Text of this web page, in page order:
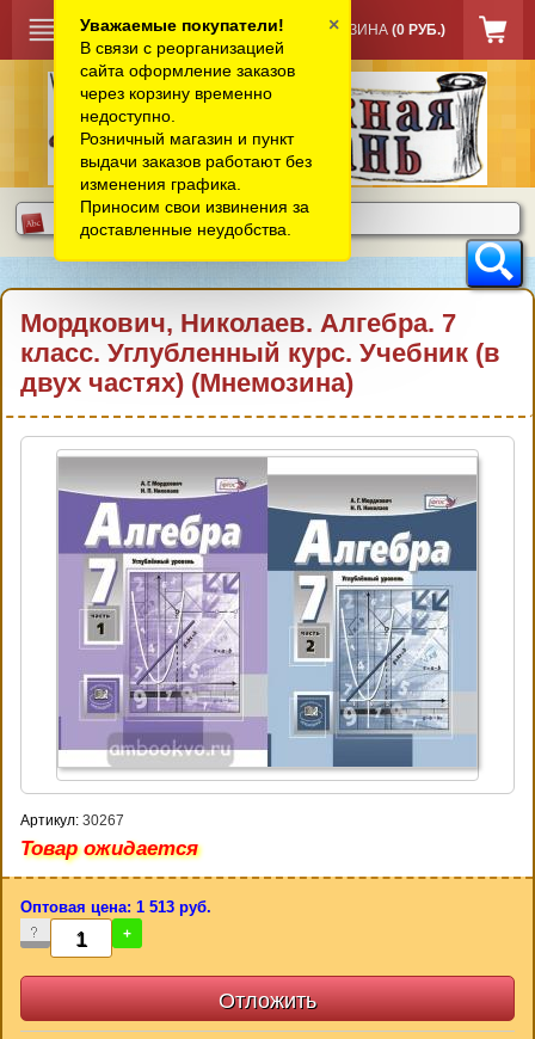
КОРЗИНА (0 РУБ.)
Мордкович, Николаев. Алгебра. 7
класс. Углубленный курс. Учебник (в
двух частях) (Мнемозина)
Артикул: 30267
Товар ожидается
Оптовая цена: 1 513 руб.
- +
Уважаемые покупатели!
В связи с реорганизацией
сайта оформление заказов
через корзину временно
недоступно.
Розничный магазин и пункт
выдачи заказов работают без
изменения графика.
Приносим свои извинения за
доставленные неудобства.
×